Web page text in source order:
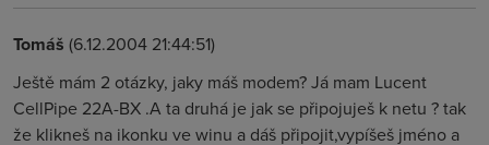
Tomáš (6.12.2004 21:44:51)
Ještě mám 2 otázky, jaky máš modem? Já mam Lucent
CellPipe 22A-BX .A ta druhá je jak se připojuješ k netu ? tak
že klikneš na ikonku ve winu a dáš připojit,vypíšeš jméno a